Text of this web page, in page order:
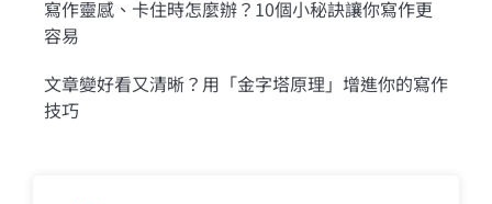
寫作靈感、卡住時怎麼辦？10個小秘訣讓你寫作更
容易
文章變好看又清晰？用「金字塔原理」增進你的寫作
技巧